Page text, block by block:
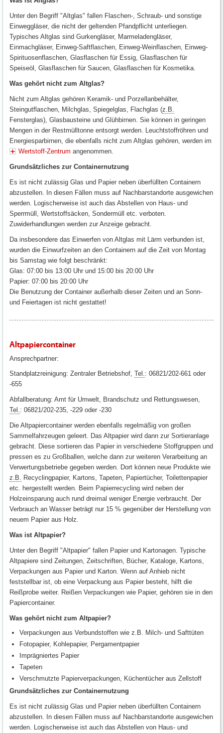
Unter den Begriff "Altglas" fallen Flaschen-, Schraub- und sonstige
Einweggläser, die nicht der geltenden Pfandpflicht unterliegen.
Typisches Altglas sind Gurkengläser, Marmeladengläser,
Einmachgläser, Einweg-Saftflaschen, Einweg-Weinflaschen, Einweg-
Spirituosenflaschen, Glasflaschen für Essig, Glasflaschen für
Speiseöl, Glasflaschen für Saucen, Glasflaschen für Kosmetika.
Was gehört nicht zum Altglas?
Nicht zum Altglas gehören Keramik- und Porzellanbehälter,
Steingutflaschen, Milchglas, Spiegelglas, Flachglas (z.B.
Fensterglas), Glasbausteine und Glühbirnen. Sie können in geringen
Mengen in der Restmülltonne entsorgt werden. Leuchtstoffröhren und
Energiesparbirnen, die ebenfalls nicht zum Altglas gehören, werden im
Wertstoff-Zentrum angenommen.
Grundsätzliches zur Containernutzung
Es ist nicht zulässig Glas und Papier neben überfüllten Containern
abzustellen. In diesen Fällen muss auf Nachbarstandorte ausgewichen
werden. Logischerweise ist auch das Abstellen von Haus- und
Sperrmüll, Wertstoffsäcken, Sondermüll etc. verboten.
Zuwiderhandlungen werden zur Anzeige gebracht.
Da insbesondere das Einwerfen von Altglas mit Lärm verbunden ist,
wurden die Einwurfzeiten an den Containern auf die Zeit von Montag
bis Samstag wie folgt beschränkt:
Glas: 07:00 bis 13:00 Uhr und 15:00 bis 20:00 Uhr
Papier: 07:00 bis 20:00 Uhr
Die Benutzung der Container außerhalb dieser Zeiten und an Sonn-
und Feiertagen ist nicht gestattet!
Altpapiercontainer
Ansprechpartner:
Standplatzreinigung: Zentraler Betriebshof, Tel. : 06821/202-661 oder
-655
Abfallberatung: Amt für Umwelt, Brandschutz und Rettungswesen,
Tel. : 06821/202-235, -229 oder -230
Die Altpapiercontainer werden ebenfalls regelmäßig von großen
Sammelfahrzeugen geleert. Das Altpapier wird dann zur Sortieranlage
gebracht. Diese sortieren das Papier in verschiedene Stoffgruppen und
pressen es zu Großballen, welche dann zur weiteren Verarbeitung an
Verwertungsbetriebe gegeben werden. Dort können neue Produkte wie
z.B.
Recyclingpapier, Kartons, Tapeten, Papiertücher, Toilettenpapier
etc. hergestellt werden. Beim Papierrecycling wird neben der
Holzeinsparung auch rund dreimal weniger Energie verbraucht. Der
Verbrauch an Wasser beträgt nur 15 % gegenüber der Herstellung von
neuem Papier aus Holz.
Was ist Altpapier?
Unter den Begriff "Altpapier" fallen Papier und Kartonagen. Typische
Altpapiere sind Zeitungen, Zeitschriften, Bücher, Kataloge, Kartons,
Verpackungen aus Papier und Karton. Wenn auf Anhieb nicht
feststellbar ist, ob eine Verpackung aus Papier besteht, hilft die
Reißprobe weiter. Reißen Verpackungen wie Papier, gehören sie in den
Papiercontainer.
Was gehört nicht zum Altpapier?
Verpackungen aus Verbundstoffen wie z.B. Milch- und Safttüten
Fotopapier, Kohlepapier, Pergamentpapier
Imprägniertes Papier
Tapeten
Verschmutzte Papierverpackungen, Küchentücher aus Zellstoff
Grundsätzliches zur Containernutzung
Es ist nicht zulässig Glas und Papier neben überfüllten Containern
abzustellen. In diesen Fällen muss auf Nachbarstandorte ausgewichen
werden. Logischerweise ist auch das Abstellen von Haus- und